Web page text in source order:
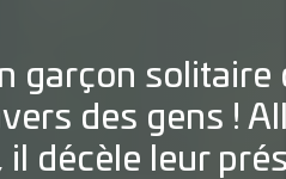
garçon solitaire
des gens !
il décèle leur